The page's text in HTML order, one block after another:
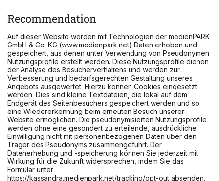
Recommendation
Auf dieser Website werden mit Technologien der medienPARK
GmbH & Co. KG (www.medienpark.net) Daten erhoben und
gespeichert, aus denen unter Verwendung von Pseudonymen
Nutzungsprofile erstellt werden. Diese Nutzungsprofile dienen
der Analyse des Besucherverhaltens und werden zur
Verbesserung und bedarfsgerechten Gestaltung unseres
Angebots ausgewertet. Hierzu können Cookies eingesetzt
werden. Dies sind kleine Textdateien, die lokal auf dem
Endgerät des Seitenbesuchers gespeichert werden und so
eine Wiedererkennung beim erneuten Besuch unserer
Website ermöglichen. Die pseudonymisierten Nutzungsprofile
werden ohne eine gesondert zu erteilende, ausdrückliche
Einwilligung nicht mit personenbezogenen Daten über den
Träger des Pseudonyms zusammengeführt. Der
Datenerhebung und -speicherung können Sie jederzeit mit
Wirkung für die Zukunft widersprechen, indem Sie das
Formular unter
https://kassandra.medienpark.net/tracking/opt-out absenden.